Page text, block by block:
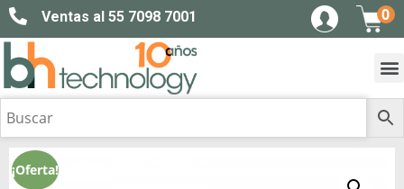
Ventas al 55 7098 7001 0
¡Oferta!